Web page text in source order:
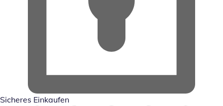
Sicheres Einkaufen